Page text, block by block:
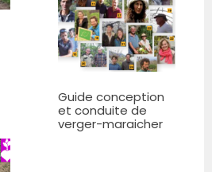
Guide conception
et conduite de
verger-maraicher